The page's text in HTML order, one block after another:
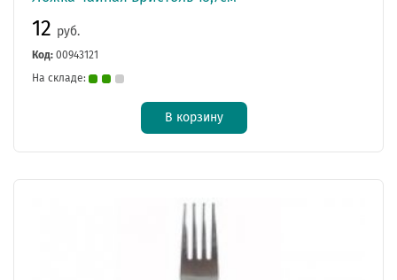
12 руб.
Код: 00943121
На складе:
В корзину